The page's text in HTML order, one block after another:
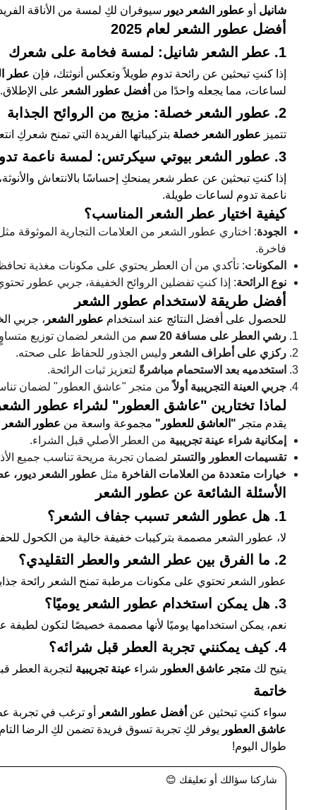
شانيل أو عطور الشعر ديور سيوفران لكِ لمسة من الأناقة
أفضل عطور الشعر لعام 2025
1. عطر الشعر شانيل: لمسة فخامة على شعرك
إذا كنتِ تبحثين عن رائحة تدوم طويلاً وتعكس أنوثتك، فإن عطر
لساعات، مما يجعله واحدًا من أفضل عطور الشعر على الإطلاق.
2. عطور الشعر خصلة: مزيج من الروائح الجذابة
تتميز عطور الشعر خصلة بتركيباتها الفريدة التي تمنح شعركِ
3. عطور الشعر بيوتي سيكرتس: لمسة ناعمة تدوم طوال اليوم
إذا كنتِ تبحثين عن عطر شعر يمنحكِ إحساسًا بالانتعاش
ناعمة تدوم لساعات طويلة.
كيفية اختيار عطر الشعر المناسب؟
الجودة: اختاري عطور الشعر من العلامات التجارية الموثوقة
فاخرة.
المكونات: تأكدي من أن العطر يحتوي على مكونات مغذية
نوع الرائحة: إذا كنتِ تفضلين الروائح الخفيفة، جربي عطور
أفضل طريقة لاستخدام عطور الشعر
للحصول على أفضل النتائج عند استخدام عطور الشعر ، جربي
رشي العطر على مسافة 20 سم
من الشعر لضمان توزيع
ركزي على أطراف الشعر وليس الجذور للحفاظ على صحته.
استخدميه بعد الاستحمام مباشرةً لتعزيز ثبات الرائحة.
جربي العينة التجريبية أولاًمن متجر "عاشق العطور" لضمان
لماذا تختارين "عاشق العطور" لشراء عطور
يقدم متجر "العاشق للعطور" مجموعة واسعة من عطور الشعر
إمكانية شراء عينة تجريبية من العطر الأصلي قبل الشراء.
تقسيمات العطور والتستر لضمان تجربة مريحة تناسب جميع
خيارات متعددة من العلامات الفاخرة مثل عطور الشعر ديور،
الأسئلة الشائعة عن عطور الشعر
1. هل عطور الشعر تسبب جفاف الشعر؟
لا، عطور الشعر مصممة بتركيبات خفيفة خالية من الكحول
2. ما الفرق بين عطر الشعر والعطر التقليدي؟
عطور الشعر تحتوي على مكونات مرطبة تمنح الشعر رائحة
3. هل يمكن استخدام عطور الشعر يوميًا؟
نعم، يمكن استخدامها يوميًا لأنها مصممة خصيصًا لتكون لطيفة
4. كيف يمكنني تجربة العطر قبل شرائه؟
يتيح لك متجر عاشق العطور شراء عينة تجريبية لتجربة العطر
خاتمة
سواء كنتِ تبحثين عن أفضل عطور الشعر أو ترغب في تجربة
عاشق العطور يوفر لكِ تجربة تسوق فريدة تضمن لكِ الرضا
طوال اليوم!